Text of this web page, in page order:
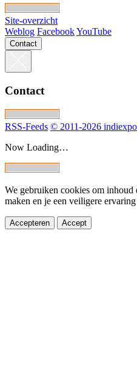
Site-overzicht
Weblog FacebookYouTube
Contact
Contact
RSS-Feeds © 2011-2026
Now Loading…
We gebruiken cookies om inhoud
maken en je een veiligere
Accepteren Accept